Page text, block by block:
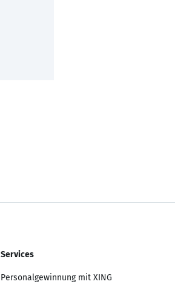
Services
Personalgewinnung mit XING